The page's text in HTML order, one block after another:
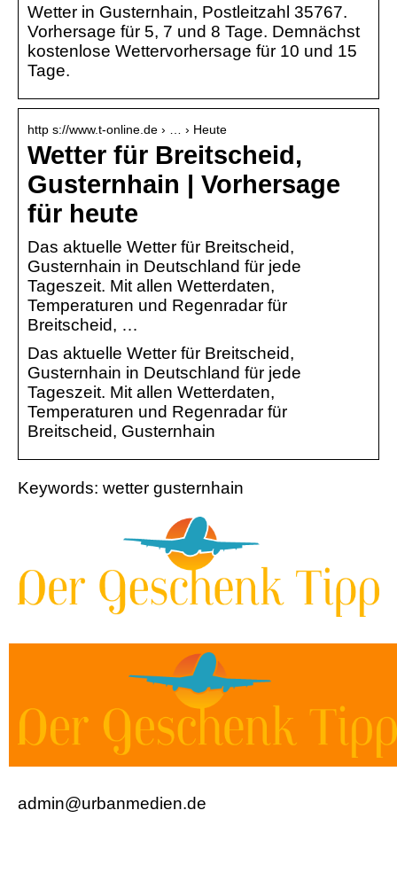
Wetter in Gusternhain, Postleitzahl 35767.
Vorhersage für 5, 7 und 8 Tage. Demnächst
kostenlose Wettervorhersage für 10 und 15
Tage.
http s://www.t-online.de › … › Heute
Wetter für Breitscheid,
Gusternhain | Vorhersage
für heute
Das aktuelle Wetter für Breitscheid,
Gusternhain in Deutschland für jede
Tageszeit. Mit allen Wetterdaten,
Temperaturen und Regenradar für
Breitscheid, …
Das aktuelle Wetter für Breitscheid,
Gusternhain in Deutschland für jede
Tageszeit. Mit allen Wetterdaten,
Temperaturen und Regenradar für
Breitscheid, Gusternhain
Keywords: wetter gusternhain
admin@urbanmedien.de